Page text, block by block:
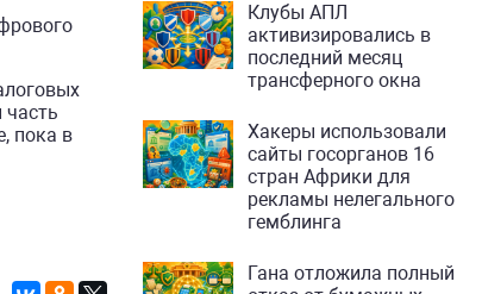
часть
пока в
Клубы АПЛ
активизировались в
последний месяц
трансферного окна
Хакеры использовали
сайты госорганов 16
стран Африки для
рекламы нелегального
гемблинга
Гана отложила полный